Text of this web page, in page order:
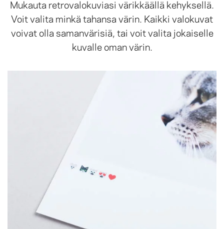
Mukauta retrovalokuviasi värikkäällä kehyksellä.
Voit valita minkä tahansa värin. Kaikki valokuvat
voivat olla samanvärisiä, tai voit valita jokaiselle
kuvalle oman värin.